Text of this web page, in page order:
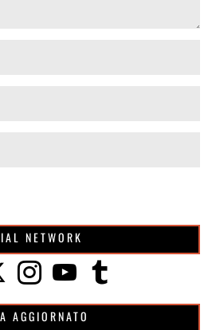
NETWORK
AGGIORNATO